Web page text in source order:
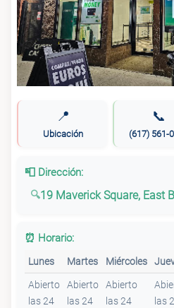
📍
Ubicación
📞
(617) 561-
📮 Dirección:
19 Maverick Square, East
⏰ Horario:
Lunes Martes Miércoles
Abierto
las 24
Abierto
las 24
Abierto
las 24
las